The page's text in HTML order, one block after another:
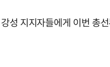
성 지지자들에게 이번 총